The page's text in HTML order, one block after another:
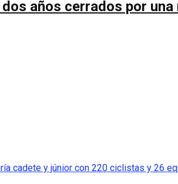
años cerrados por